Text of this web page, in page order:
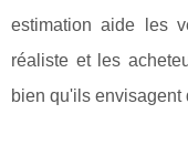
estimation aide les
réaliste et les
bien qu'ils envisagent